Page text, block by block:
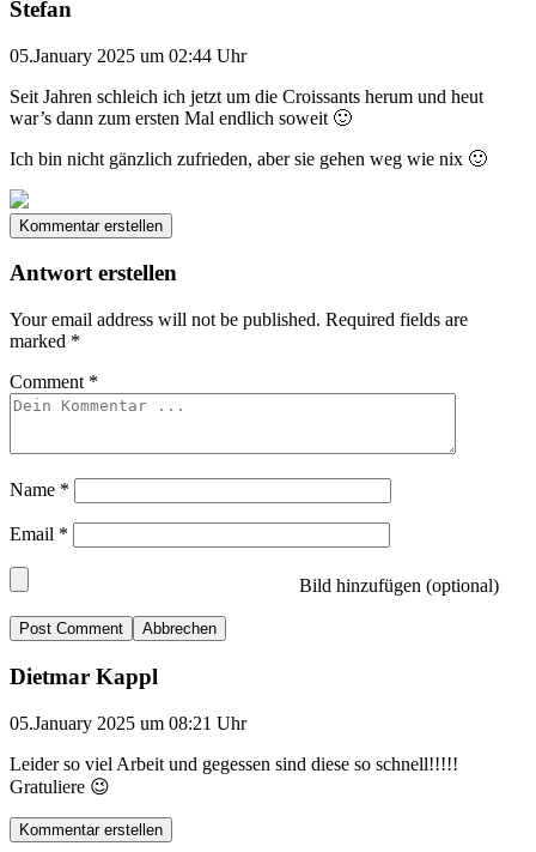
Stefan
05.January 2025 um 02:44 Uhr
Seit Jahren schleich ich jetzt um die Croissants herum und heut
war’s dann zum ersten Mal endlich soweit 🙂
Ich bin nicht gänzlich zufrieden, aber sie gehen weg wie nix 🙂
Kommentar erstellen
Antwort erstellen
Your email address will not be published. Required fields are
marked *
Comment *
Name *
Email *
Bild hinzufügen (optional)
Abbrechen
Dietmar Kappl
05.January 2025 um 08:21 Uhr
Leider so viel Arbeit und gegessen sind diese so schnell!!!!!
Gratuliere 😉
Kommentar erstellen